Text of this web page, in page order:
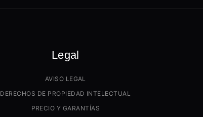
Legal
AVISO LEGAL
DERECHOS DE PROPIEDAD INTELECTUAL
PRECIO Y GARANTÍAS